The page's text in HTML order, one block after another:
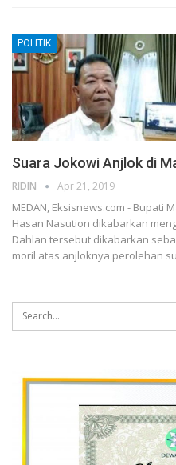
POLITIK
Suara Jokowi Anjlok di
RIDIN Apr 21, 2019
MEDAN, Eksisnews.com - Bupati
Hasan Nasution dikabarkan
Dahlan tersebut dikabarkan
moril atas anjloknya perolehan